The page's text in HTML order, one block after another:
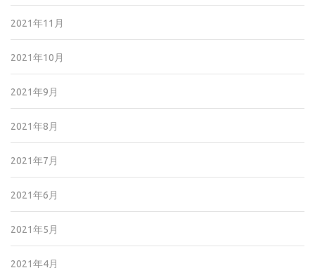
2021年11月
2021年10月
2021年9月
2021年8月
2021年7月
2021年6月
2021年5月
2021年4月